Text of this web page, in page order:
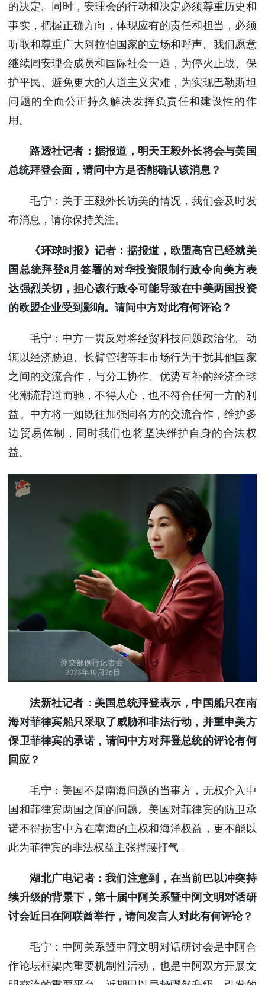
的决定。同时，安理会的行动和决定必须尊重历史和
事实，把握正确方向，体现应有的责任和担当，必须
听取和尊重广大阿拉伯国家的立场和呼声。我们愿意
继续同安理会成员和国际社会一道，为停火止战、保
护平民、避免更大的人道主义灾难，为实现巴勒斯坦
问题的全面公正持久解决发挥负责任和建设性的作
用。
路透社记者：据报道，明天王毅外长将会与美国
总统拜登会面，请问中方是否能确认该消息？
毛宁：关于王毅外长访美的情况，我们会及时发
布消息，请你保持关注。
《环球时报》记者：据报道，欧盟高官已经就美
国总统拜登8月签署的对华投资限制行政令向美方表
达强烈关切，担心该行政令可能导致在中美两国投资
的欧盟企业受到影响。请问中方对此有何评论？
毛宁：中方一贯反对将经贸科技问题政治化。动
辄以经济胁迫、长臂管辖等非市场行为干扰其他国家
之间的交流合作，与分工协作、优势互补的经济全球
化潮流背道而驰，不得人心，也不符合任何一方的利
益。中方将一如既往加强同各方的交流合作，维护多
边贸易体制，同时我们也将坚决维护自身的合法权
益。
法新社记者：美国总统拜登表示，中国船只在南
海对菲律宾船只采取了威胁和非法行动，并重申美方
保卫菲律宾的承诺，请问中方对拜登总统的评论有何
回应？
毛宁：美国不是南海问题的当事方，无权介入中
国和菲律宾两国之间的问题。美国对菲律宾的防卫承
诺不得损害中方在南海的主权和海洋权益，更不能以
此为菲律宾的非法权益主张撑腰打气。
湖北广电记者：我们注意到，在当前巴以冲突持
续升级的背景下，第十届中阿关系暨中阿文明对话研
讨会近日在阿联酋举行，请问发言人对此有何评论？
毛宁：中阿关系暨中阿文明对话研讨会是中阿合
作论坛框架内重要机制性活动，也是中阿双方开展文